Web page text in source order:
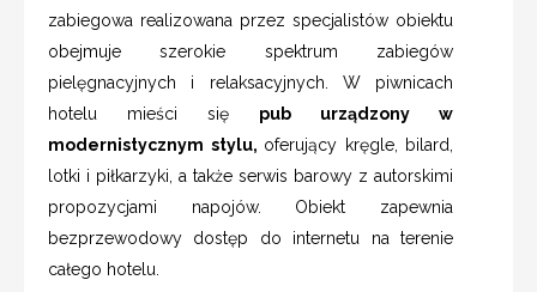
zabiegowa realizowana przez specjalistów obiektu
obejmuje szerokie spektrum zabiegów
pielęgnacyjnych i relaksacyjnych. W piwnicach
hotelu mieści się pub urządzony w
modernistycznym stylu, oferujący kręgle, bilard,
lotki i piłkarzyki, a także serwis barowy z autorskimi
propozycjami napojów. Obiekt zapewnia
bezprzewodowy dostęp do internetu na terenie
całego hotelu.